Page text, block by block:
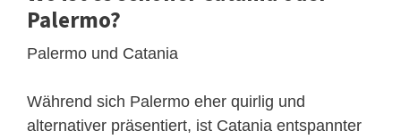
Palermo?
Palermo und Catania
Während sich Palermo eher quirlig und
alternativer präsentiert, ist Catania entspannter